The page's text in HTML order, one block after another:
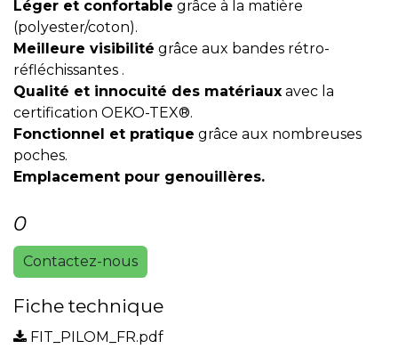
Léger et confortable grâce à la matière
(polyester/coton).
Meilleure visibilité grâce aux bandes rétro-
réfléchissantes .
Qualité et innocuité des matériaux avec la
certification OEKO-TEX®.
Fonctionnel et pratique grâce aux nombreuses
poches.
Emplacement pour genouillères.
0
Contactez-nous
Fiche technique
FIT_PILOM_FR.pdf